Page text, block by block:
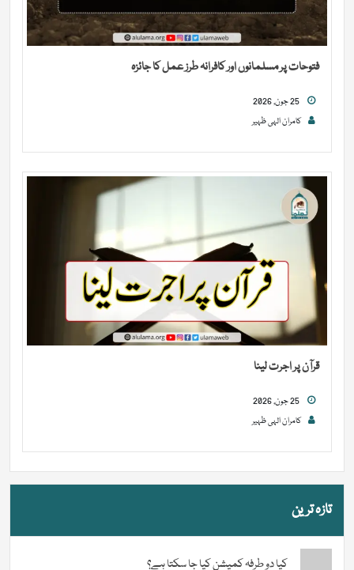
فتوحات پر مسلمانوں اور کافرانہ طرز عمل کا جائزہ
کامران الہی ظہیر
قرآن پر اجرت لینا
کامران الہی ظہیر
تازہ ترین
کیا دو طرفہ کمیشن کیا جا سکتا ہے؟